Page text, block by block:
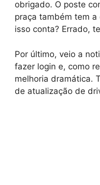
obrigado. O poste
praça também tem
isso conta? Errado,
Por último, veio a
fazer login e, como
melhoria dramática.
de atualização de